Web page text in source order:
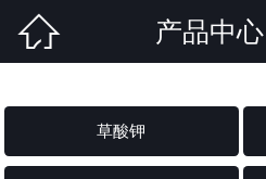
 产品中心
草酸钾